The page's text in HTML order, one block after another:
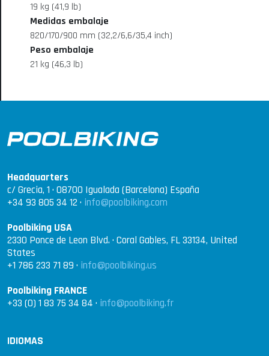
19 kg (41,9 lb)
Medidas embalaje
820/170/900 mm (32,2/6,6/35,4 inch)
Peso embalaje
21 kg (46,3 lb)
Headquarters
c/ Grecia, 1 · 08700 Igualada (Barcelona) España
+34 93 805 34 12 · info@poolbiking.com
Poolbiking USA
2330 Ponce de Leon Blvd. · Coral Gables, FL 33134, United
States
+1 786 233 71 89 · info@poolbiking.us
Poolbiking FRANCE
+33 (0) 1 83 75 34 84 · info@poolbiking.fr
IDIOMAS